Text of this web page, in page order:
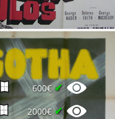
600€✔
2000€✔